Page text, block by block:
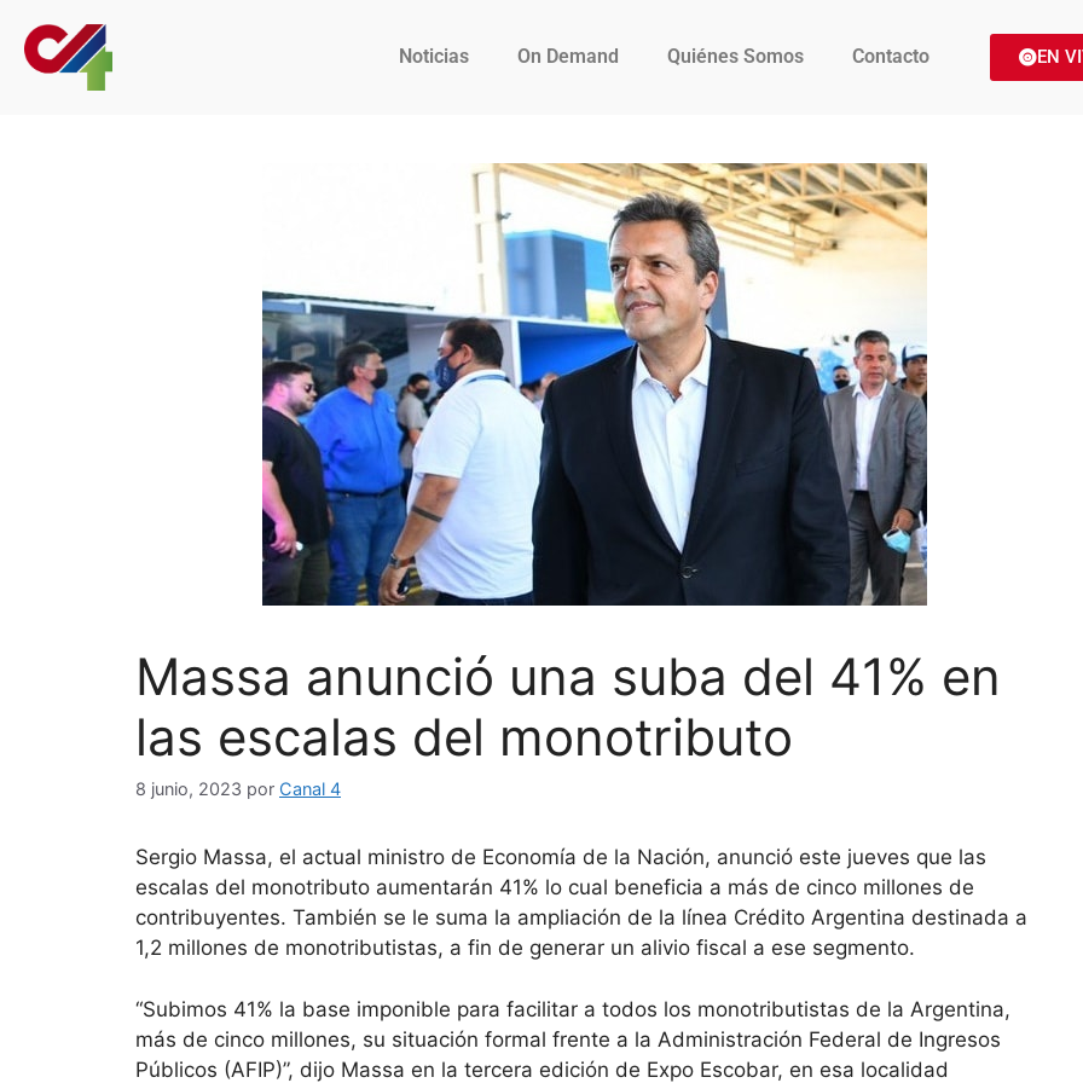
Noticias On Demand Quiénes Somos Contacto EN
Massa anunció una suba del 41% en
las escalas del monotributo
8 junio, 2023 por Canal 4
Sergio Massa, el actual ministro de Economía de la Nación, anunció este jueves que las
escalas del monotributo aumentarán 41% lo cual beneficia a más de cinco millones de
contribuyentes. También se le suma la ampliación de la línea Crédito Argentina destinada a
1,2 millones de monotributistas, a fin de generar un alivio fiscal a ese segmento.
“Subimos 41% la base imponible para facilitar a todos los monotributistas de la Argentina,
más de cinco millones, su situación formal frente a la Administración Federal de Ingresos
Públicos (AFIP)”, dijo Massa en la tercera edición de Expo Escobar, en esa localidad